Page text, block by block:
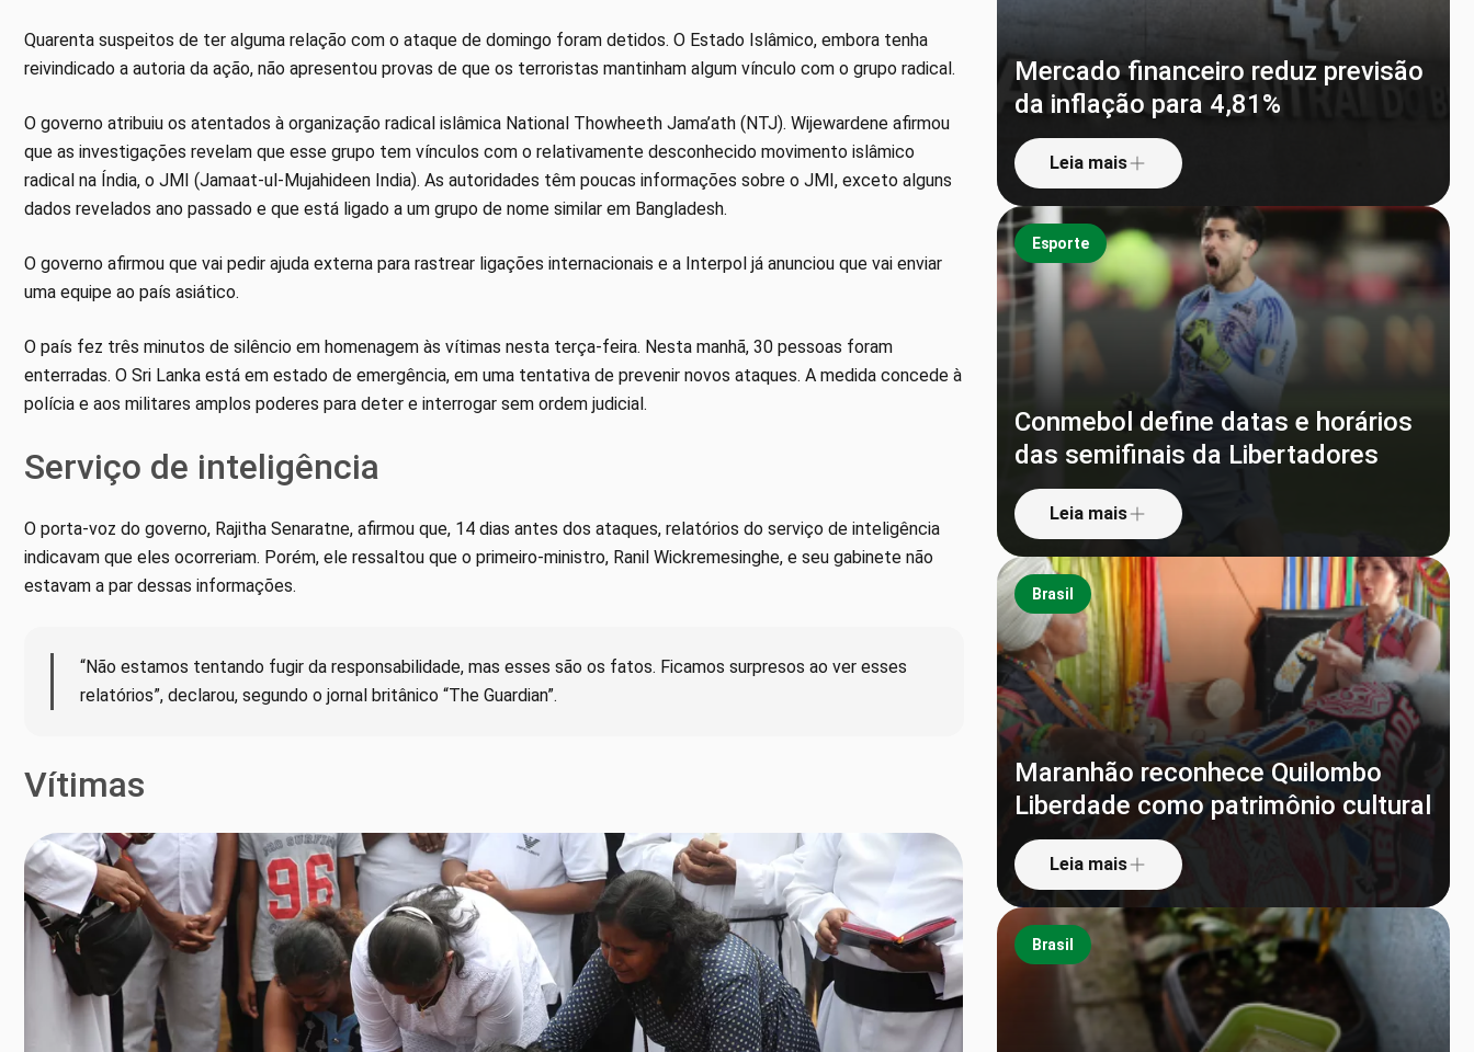
Quarenta suspeitos de ter alguma relação com o ataque de domingo foram detidos. O Estado Islâmico, embora tenha
reivindicado a autoria da ação, não apresentou provas de que os terroristas mantinham algum vínculo com o grupo radical.
O governo atribuiu os atentados à organização radical islâmica National Thowheeth Jama’ath (NTJ). Wijewardene afirmou
que as investigações revelam que esse grupo tem vínculos com o relativamente desconhecido movimento islâmico
radical na Índia, o JMI (Jamaat-ul-Mujahideen India). As autoridades têm poucas informações sobre o JMI, exceto alguns
dados revelados ano passado e que está ligado a um grupo de nome similar em Bangladesh.
O governo afirmou que vai pedir ajuda externa para rastrear ligações internacionais e a Interpol já anunciou que vai enviar
uma equipe ao país asiático.
O país fez três minutos de silêncio em homenagem às vítimas nesta terça-feira. Nesta manhã, 30 pessoas foram
enterradas. O Sri Lanka está em estado de emergência, em uma tentativa de prevenir novos ataques. A medida concede à
polícia e aos militares amplos poderes para deter e interrogar sem ordem judicial.
Serviço de inteligência
O porta-voz do governo, Rajitha Senaratne, afirmou que, 14 dias antes dos ataques, relatórios do serviço de inteligência
indicavam que eles ocorreriam. Porém, ele ressaltou que o primeiro-ministro, Ranil Wickremesinghe, e seu gabinete não
estavam a par dessas informações.
“Não estamos tentando fugir da responsabilidade, mas esses são os fatos. Ficamos surpresos ao ver esses
relatórios”, declarou, segundo o jornal britânico “The Guardian”.
Vítimas
Mercado financeiro reduz previsão
da inflação para 4,81%
Leia mais
Esporte
Conmebol define datas e horários
das semifinais da Libertadores
Leia mais
Brasil
Maranhão reconhece Quilombo
Liberdade como patrimônio cultural
Leia mais
Brasil